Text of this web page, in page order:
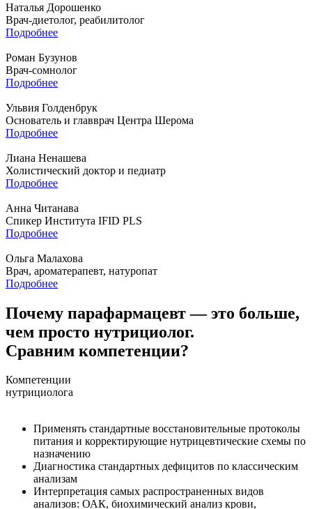
Наталья Дорошенко
Врач-диетолог, реабилитолог
Подробнее
Роман Бузунов
Врач-сомнолог
Подробнее
Ульвия Голденбрук
Основатель и главврач Центра Шерома
Подробнее
Лиана Ненашева
Холистический доктор и педиатр
Подробнее
Анна Читанава
Спикер Института IFID PLS
Подробнее
Ольга Малахова
Врач, ароматерапевт, натуропат
Подробнее
Почему парафармацевт — это больше,
чем просто нутрициолог.
Сравним компетенции?
Компетенции
нутрициолога
Применять стандартные восстановительные протоколы
питания и корректирующие нутрицевтические схемы по
назначению
Диагностика стандартных дефицитов по классическим
анализам
Интерпретация самых распространенных видов
анализов: ОАК, биохимический анализ крови,